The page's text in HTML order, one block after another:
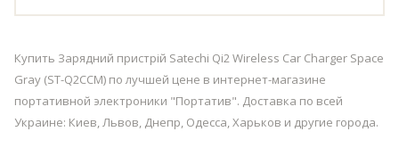
Купить Зарядний пристрій Satechi Qi2 Wireless Car Charger Space
Gray (ST-Q2CCM) по лучшей цене в интернет-магазине
портативной электроники "Портатив". Доставка по всей
Украине: Киев, Львов, Днепр, Одесса, Харьков и другие города.